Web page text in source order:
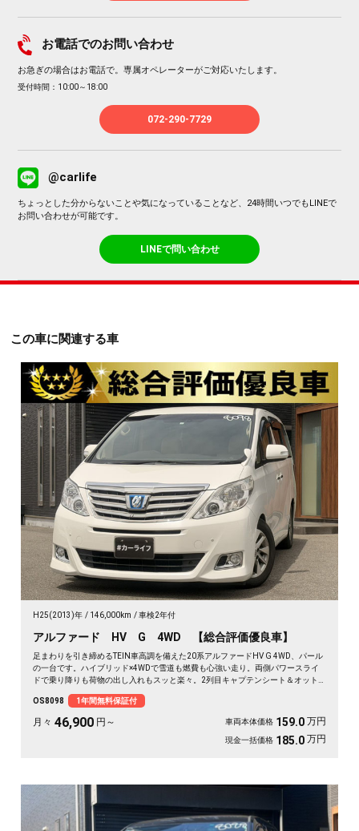
お電話でのお問い合わせ
お急ぎの場合はお電話で。専属オペレーターがご対応いたします。
受付時間：10:00～18:00
072-290-7729
@carlife
ちょっとした分からないことや気になっていることなど、24時間いつでもLINEで
お問い合わせが可能です。
LINEで問い合わせ
この車に関連する車
H25(2013)年 146,000km 車検2年付
アルファード HV G 4WD 【総合評価優良車】
足まわりを引き締めるTEIN車高調を備えた20系アルファードHV G 4WD、パール
の一台です。ハイブリッド×4WDで雪道も燃費も心強い走り。両側パワースライ
ドで乗り降りも荷物の出し入れもスッと楽々。2列目キャプテンシート＆オット
征も余裕の空間で。この一台なら移動そのものが楽しみに変わります🚗✨💺🙌😎
《1年保証付》
OS8098 1年間無料保証付
月々 46,900 円～ 車両本体価格 159.0 万円
現金一括価格 185.0 万円